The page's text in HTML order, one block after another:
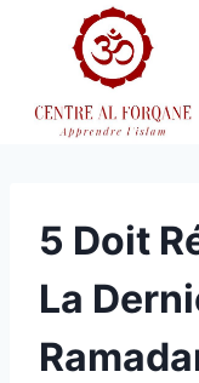
5 Doit
La